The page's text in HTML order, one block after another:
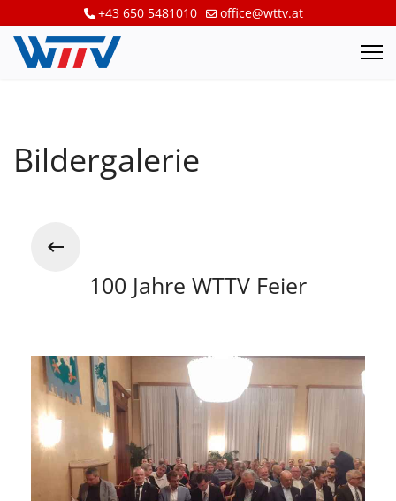
+43 650 5481010 office@wttv.at
Bildergalerie
100 Jahre WTTV Feier